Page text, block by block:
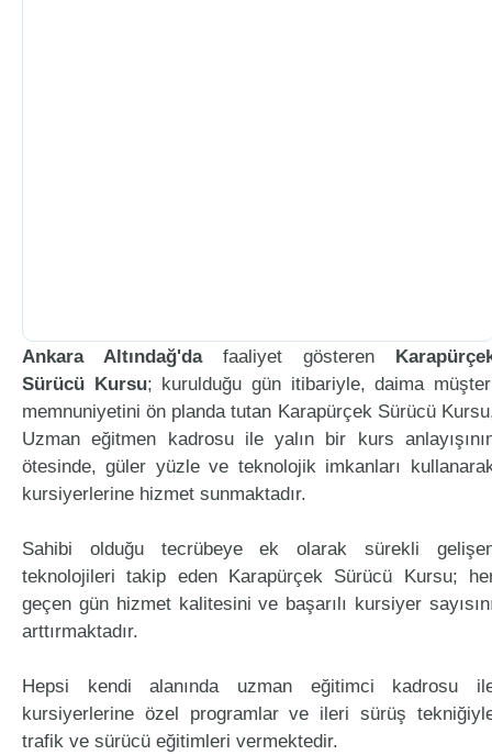
Ankara Altındağ'dafaaliyet gösteren
Sürücü Kursu; kurulduğu gün itibariyle, daima
memnuniyetini ön planda tutan Karapürçek Sürücü
Uzman eğitmen kadrosu ile yalın bir kurs
ötesinde, güler yüzle ve teknolojik imkanları
kursiyerlerine hizmet sunmaktadır.
Sahibi olduğu tecrübeye ek olarak sürekli
teknolojileri takip eden Karapürçek Sürücü Kursu;
geçen gün hizmet kalitesini ve başarılı kursiyer
arttırmaktadır.
Hepsi kendi alanında uzman eğitimci kadrosu
kursiyerlerine özel programlar ve ileri sürüş
trafik ve sürücü eğitimleri vermektedir.